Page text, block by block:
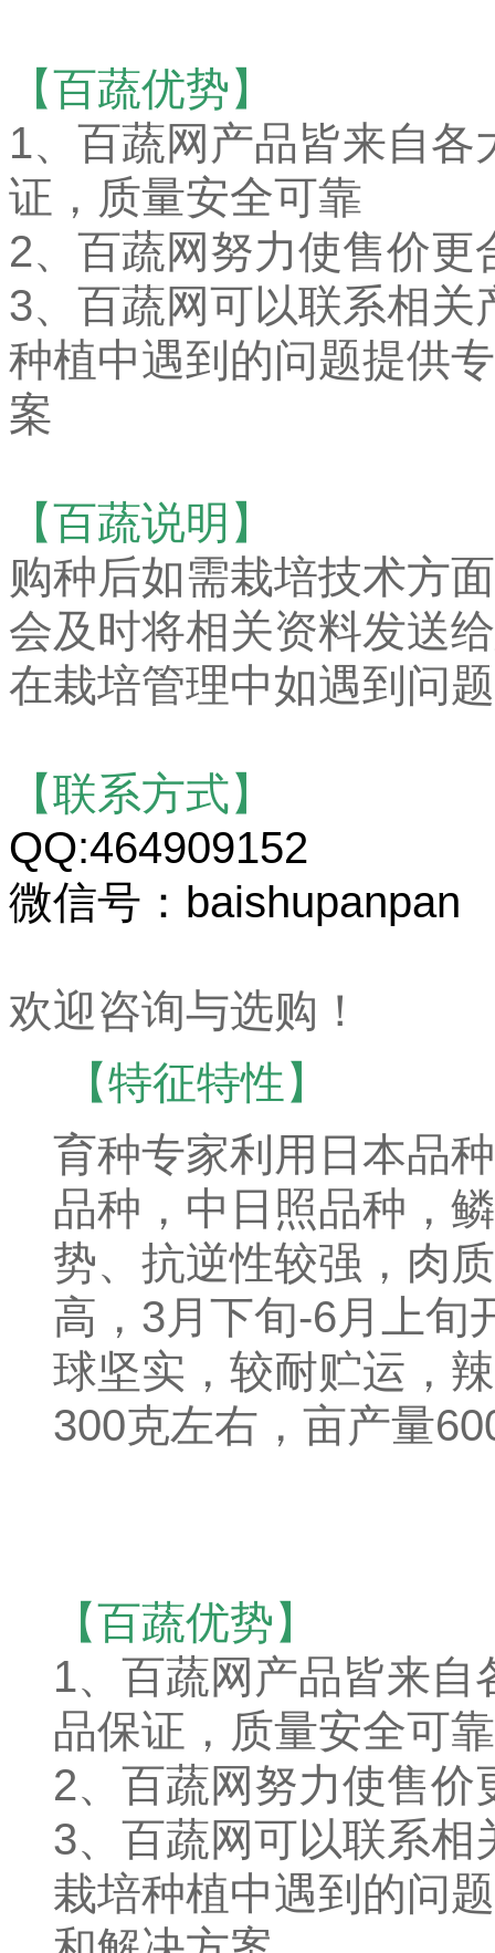
【百蔬优势】
1、 百蔬网产品皆来自各
证，质量安全可靠
2、百蔬网努力使售价
3、百蔬网可以联系相
种植中遇到的问题提供
案
【百蔬说明】
购种后如需栽培技术方
会及时将相关资料发送
在栽培管理中如遇到问
【联系方式】
QQ:464909152
微信号：baishupanpan
欢迎咨询与选购！
【特征特性】
育种专家利用日本品
品种，中日照品种，
势、抗逆性较强，肉
高，3月下旬-6月上旬
球坚实，较耐贮运，
300克左右，亩产量
【百蔬优势】
1、 百蔬网产品皆来自
品保证，质量安全可靠
2、百蔬网努力使售
3、百蔬网可以联系
栽培种植中遇到的问